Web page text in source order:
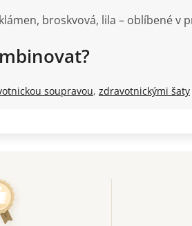
broskvová, lila – oblíbené
soupravou, zdravotnickými šaty